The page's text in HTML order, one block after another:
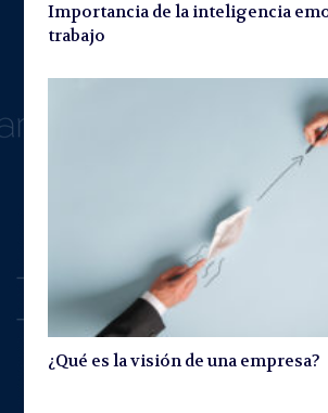
Importancia de la inteligencia
trabajo
¿Qué es la visión de una empresa?